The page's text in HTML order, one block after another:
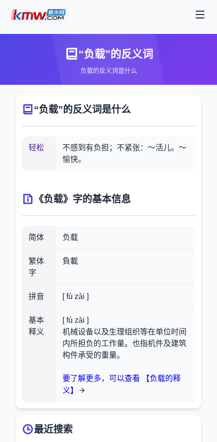
“负载”的反义词
负载的反义词是什么
“负载”的反义词是什么
轻松
不感到有负担；不紧张：～活儿。～
愉快。
《负载》字的基本信息
简体 负载
繁体
字
負載
拼音 [ fù zài ]
基本
释义
[ fù zài ]
机械设备以及生理组织等在单位时间
内所担负的工作量。也指机件及建筑
构件承受的重量。
要了解更多，可以查看 【负载的释
义】
最近搜索